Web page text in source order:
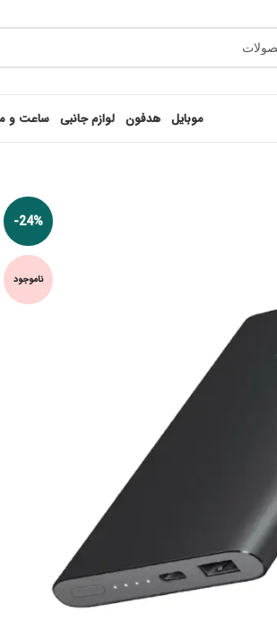
موبایل هدفون لوازم جانبی ساعت و
-24%
ناموجود